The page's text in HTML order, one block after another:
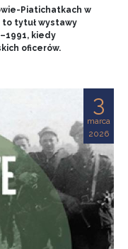
Piatichatkach w
tytuł wystawy
kiedy
oficerów.
3
marca
2026